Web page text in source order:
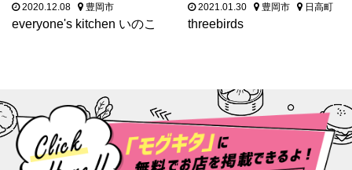
2020.12.08 豊岡市
everyone's kitchen いのこ
2021.01.30 豊岡市 日高町
threebirds